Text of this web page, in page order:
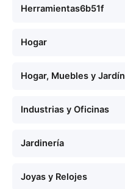
Herramientas6b51f
Hogar
Hogar, Muebles y Jardín
Industrias y Oficinas
Jardinería
Joyas y Relojes